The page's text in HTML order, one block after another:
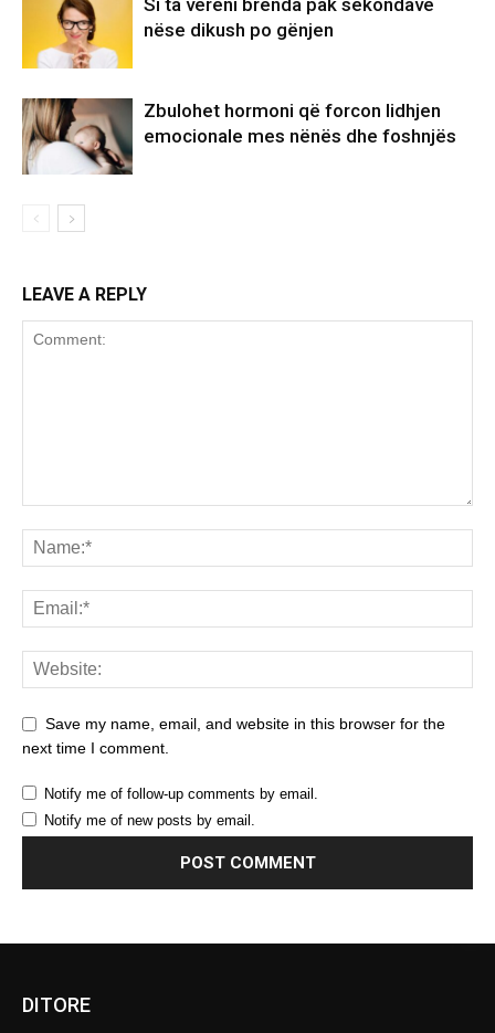
Si ta vëreni brenda pak sekondave
nëse dikush po gënjen
Zbulohet hormoni që forcon lidhjen
emocionale mes nënës dhe foshnjës
LEAVE A REPLY
Save my name, email, and website in this browser for the
next time I comment.
Notify me of follow-up comments by email.
Notify me of new posts by email.
DITORE